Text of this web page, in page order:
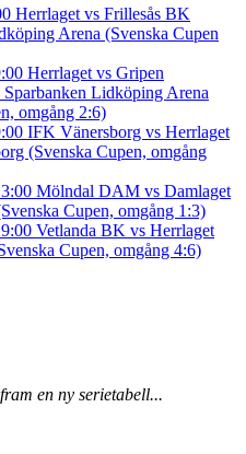
Herrlaget vs Frillesås BK
Arena (Svenska Cupen
Herrlaget vs Gripen
Sparbanken Lidköping Arena
omgång 2:6)
IFK Vänersborg vs Herrlaget
(Svenska Cupen, omgång
Mölndal DAM vs Damlaget
Cupen, omgång 1:3)
Vetlanda BK vs Herrlaget
Cupen, omgång 4:6)
en ny serietabell...